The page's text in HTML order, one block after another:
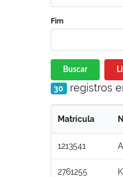
Fim
Buscar
30 registros
Matrícula
1213541
2761255